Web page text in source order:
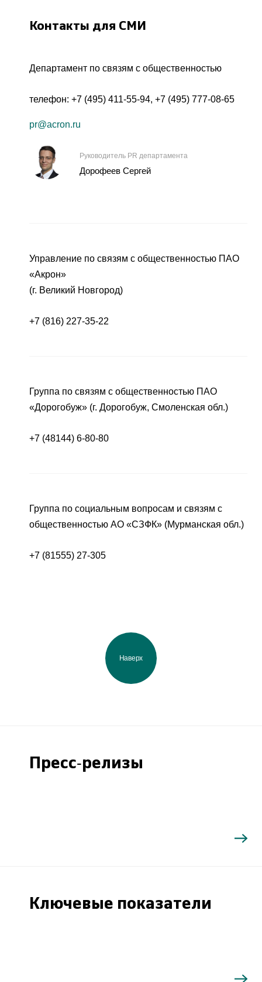
Контакты для СМИ
Департамент по связям с общественностью
телефон: +7 (495) 411-55-94, +7 (495) 777-08-65
pr@acron.ru
Руководитель PR департамента
Дорофеев Сергей
Управление по связям с общественностью ПАО
«Акрон»
(г. Великий Новгород)
+7 (816) 227-35-22
Группа по связям с общественностью ПАО
«Дорогобуж» (г. Дорогобуж, Смоленская обл.)
+7 (48144) 6-80-80
Группа по социальным вопросам и связям с
общественностью АО «СЗФК» (Мурманская обл.)
+7 (81555) 27-305
Наверх
Пресс-релизы
Ключевые показатели